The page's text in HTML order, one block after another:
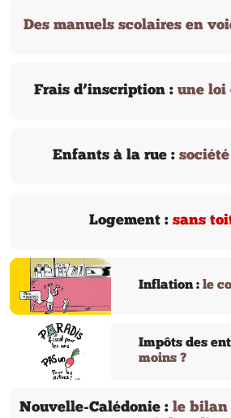
Des manuels scolaires en
Frais d’inscription : une loi
Enfants à la rue :
Logement : sans
Inflation : le
Impôts des
moins ?
Nouvelle-Calédonie : le bilan